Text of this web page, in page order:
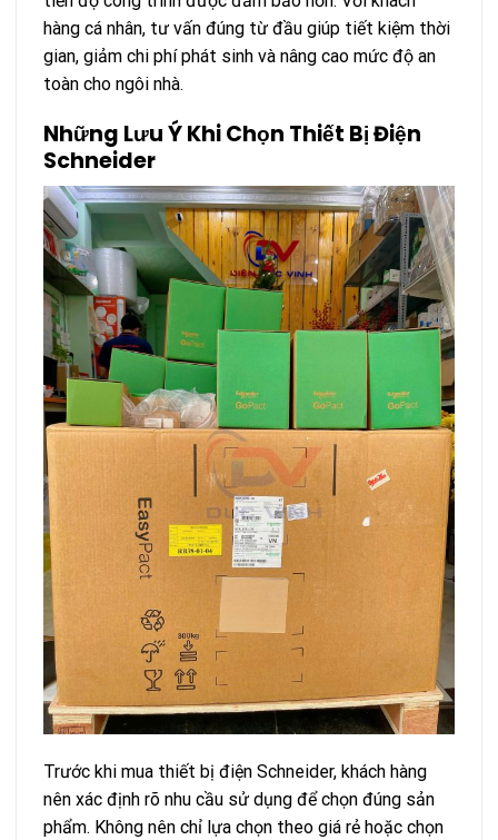
hàng cá nhân, tư vấn đúng từ đầu giúp tiết kiệm thời
gian, giảm chi phí phát sinh và nâng cao mức độ an
toàn cho ngôi nhà.
Những Lưu Ý Khi Chọn Thiết Bị Điện
Schneider
Trước khi mua thiết bị điện Schneider, khách hàng
nên xác định rõ nhu cầu sử dụng để chọn đúng sản
phẩm. Không nên chỉ lựa chọn theo giá rẻ hoặc chọn